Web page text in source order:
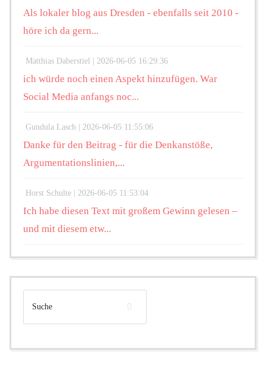
Als lokaler blog aus Dresden - ebenfalls seit 2010 -
höre ich da gern...
Matthias Daberstiel | 2026-06-05 16:29:36
ich würde noch einen Aspekt hinzufügen. War
Social Media anfangs noc...
Gundula Lasch | 2026-06-05 11:55:06
Danke für den Beitrag - für die Denkanstöße,
Argumentationslinien,...
Horst Schulte | 2026-06-05 11:53:04
Ich habe diesen Text mit großem Gewinn gelesen –
und mit diesem etw...